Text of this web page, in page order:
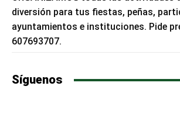
diversión para tus fiestas, peñas,
ayuntamientos e instituciones. Pide
607693707.
Síguenos